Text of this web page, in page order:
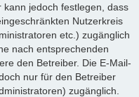
jedoch festlegen, dass
Nutzerkreis
etc.) zugänglich
nach entsprechenden
den Betreiber. Die E-Mail-
nur für den Betreiber
zugänglich.